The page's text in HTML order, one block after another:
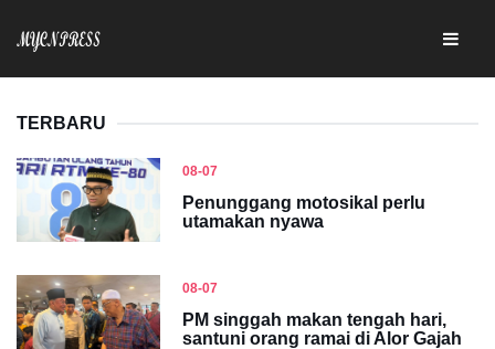
TERBARU
08-07
Penunggang motosikal perlu
utamakan nyawa
08-07
PM singgah makan tengah hari,
santuni orang ramai di Alor Gajah